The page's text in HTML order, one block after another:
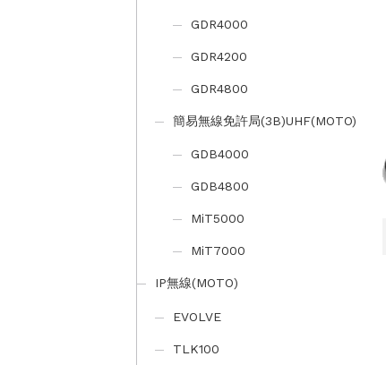
GDR4000
GDR4200
GDR4800
簡易無線免許局(3B)UHF(MOTO)
GDB4000
GDB4800
MiT5000
MiT7000
IP無線(MOTO)
EVOLVE
TLK100